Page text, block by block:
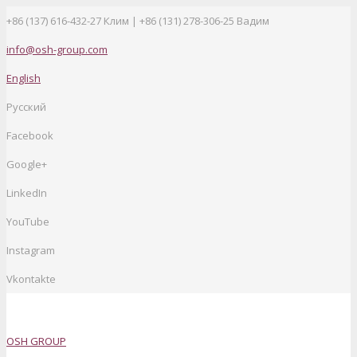
+86 (137) 616-432-27 Клим | +86 (131) 278-306-25 Вадим
info@osh-group.com
English
Русский
Facebook
Google+
LinkedIn
YouTube
Instagram
Vkontakte
OSH GROUP